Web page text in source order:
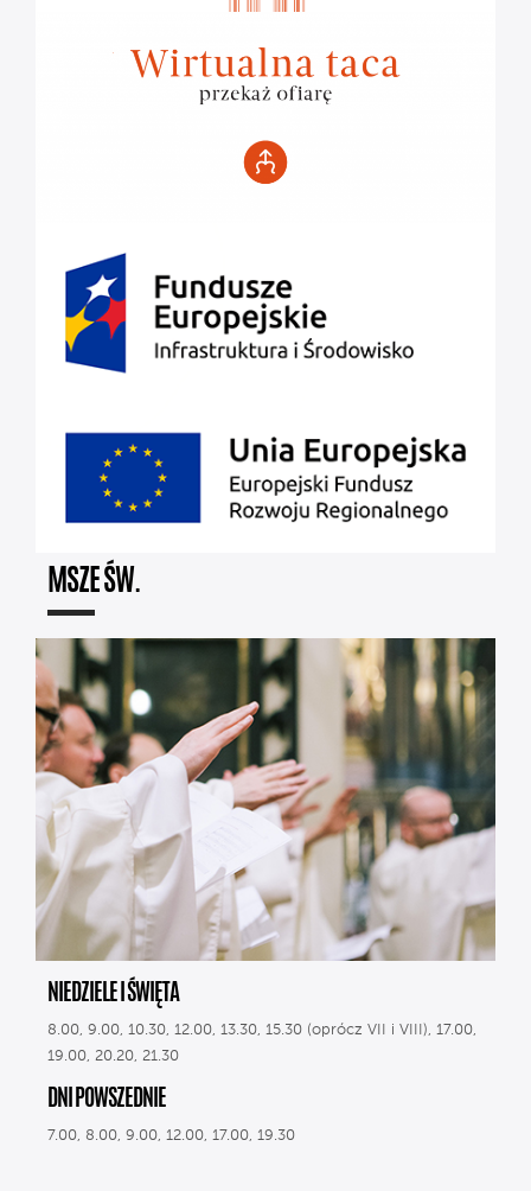
MSZE ŚW.
NIEDZIELE I ŚWIĘTA
8.00, 9.00, 10.30, 12.00, 13.30, 15.30 (oprócz VII i VIII), 17.00,
19.00, 20.20, 21.30
DNI POWSZEDNIE
7.00, 8.00, 9.00, 12.00, 17.00, 19.30